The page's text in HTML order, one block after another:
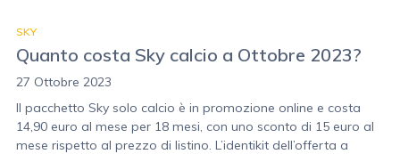
SKY
Quanto costa Sky calcio a Ottobre 2023?
27 Ottobre 2023
Il pacchetto Sky solo calcio è in promozione online e costa
14,90 euro al mese per 18 mesi, con uno sconto di 15 euro al
mese rispetto al prezzo di listino. L’identikit dell’offerta a